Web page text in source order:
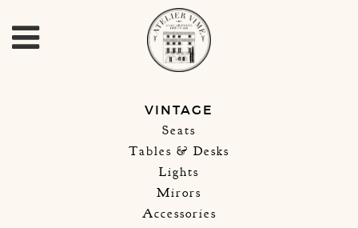
VINTAGE
Seats
Tables & Desks
Lights
Mirors
Accessories